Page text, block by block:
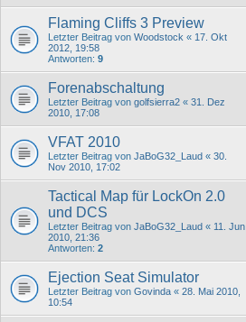
Flaming Cliffs 3 Preview
Letzter Beitrag von Woodstock « 17. Okt
2012, 19:58
Antworten: 9
Forenabschaltung
Letzter Beitrag von golfsierra2 « 31. Dez
2010, 17:08
VFAT 2010
Letzter Beitrag von JaBoG32_Laud « 30.
Nov 2010, 17:02
Tactical Map für LockOn 2.0
und DCS
Letzter Beitrag von JaBoG32_Laud « 11. Jun
2010, 21:36
Antworten: 2
Ejection Seat Simulator
Letzter Beitrag von Govinda « 28. Mai 2010,
10:54